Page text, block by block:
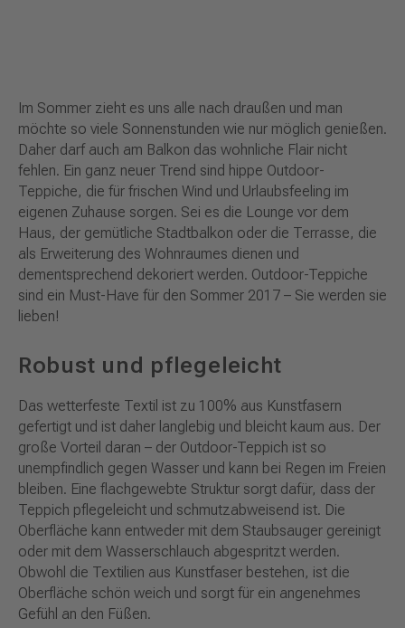
Im Sommer zieht es uns alle nach draußen und man
möchte so viele Sonnenstunden wie nur möglich genießen.
Daher darf auch am Balkon das wohnliche Flair nicht
fehlen. Ein ganz neuer Trend sind hippe Outdoor-
Teppiche, die für frischen Wind und Urlaubsfeeling im
eigenen Zuhause sorgen. Sei es die Lounge vor dem
Haus, der gemütliche Stadtbalkon oder die Terrasse, die
als Erweiterung des Wohnraumes dienen und
dementsprechend dekoriert werden. Outdoor-Teppiche
sind ein Must-Have für den Sommer 2017 – Sie werden sie
lieben!
Robust und pflegeleicht
Das wetterfeste Textil ist zu 100% aus Kunstfasern
gefertigt und ist daher langlebig und bleicht kaum aus. Der
große Vorteil daran – der Outdoor-Teppich ist so
unempfindlich gegen Wasser und kann bei Regen im Freien
bleiben. Eine flachgewebte Struktur sorgt dafür, dass der
Teppich pflegeleicht und schmutzabweisend ist. Die
Oberfläche kann entweder mit dem Staubsauger gereinigt
oder mit dem Wasserschlauch abgespritzt werden.
Obwohl die Textilien aus Kunstfaser bestehen, ist die
Oberfläche schön weich und sorgt für ein angenehmes
Gefühl an den Füßen.